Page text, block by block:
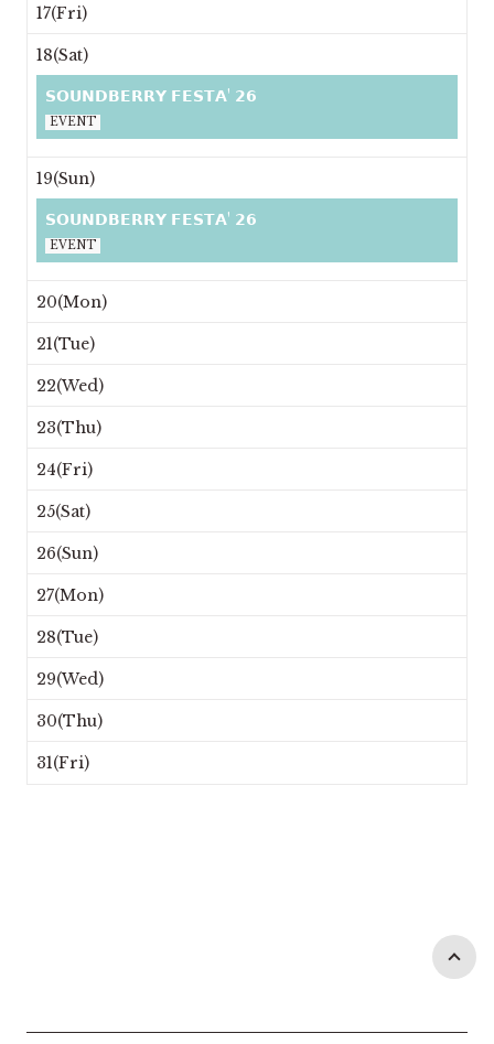
17(Fri)
18(Sat)
𝗦𝗢𝗨𝗡𝗗𝗕𝗘𝗥𝗥𝗬 𝗙𝗘𝗦𝗧𝗔' 𝟮𝟲
EVENT
19(Sun)
𝗦𝗢𝗨𝗡𝗗𝗕𝗘𝗥𝗥𝗬 𝗙𝗘𝗦𝗧𝗔' 𝟮𝟲
EVENT
20(Mon)
21(Tue)
22(Wed)
23(Thu)
24(Fri)
25(Sat)
26(Sun)
27(Mon)
28(Tue)
29(Wed)
30(Thu)
31(Fri)